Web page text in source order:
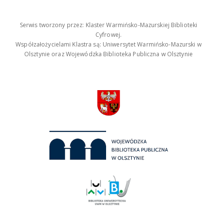
Serwis tworzony przez: Klaster Warmińsko-Mazurskiej Biblioteki
Cyfrowej.
Współzałożycielami Klastra są: Uniwersytet Warmińsko-Mazurski w
Olsztynie oraz Wojewódzka Biblioteka Publiczna w Olsztynie